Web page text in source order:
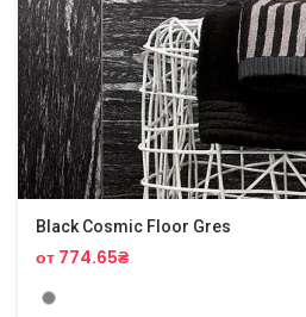
Black Cosmic Floor Gres
от 774.65₴